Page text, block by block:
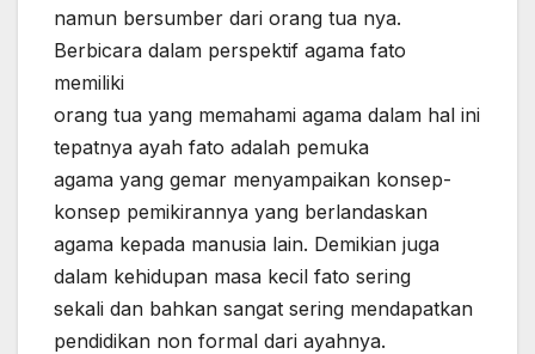
namun bersumber dari orang tua nya.
Berbicara dalam perspektif agama fato
memiliki
orang tua yang memahami agama dalam hal ini
tepatnya ayah fato adalah pemuka
agama yang gemar menyampaikan konsep-
konsep pemikirannya yang berlandaskan
agama kepada manusia lain. Demikian juga
dalam kehidupan masa kecil fato sering
sekali dan bahkan sangat sering mendapatkan
pendidikan non formal dari ayahnya.